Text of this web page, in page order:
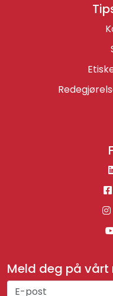
Meld deg på vårt